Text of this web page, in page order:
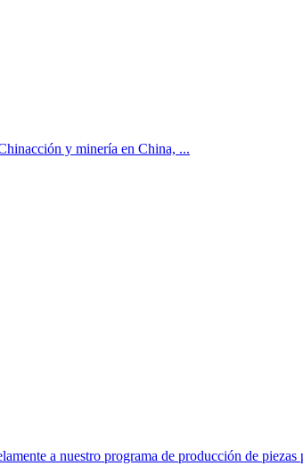
y minería en China, ...
a nuestro programa de producción de piezas